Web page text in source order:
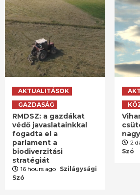
AKTUALITÁSOK
GAZDASÁG
RMDSZ: a gazdákat
védő javaslatainkkal
fogadta el a
parlament a
biodiverzitási
stratégiát
16 hours ago Szilágysági
Szó
2
Szó